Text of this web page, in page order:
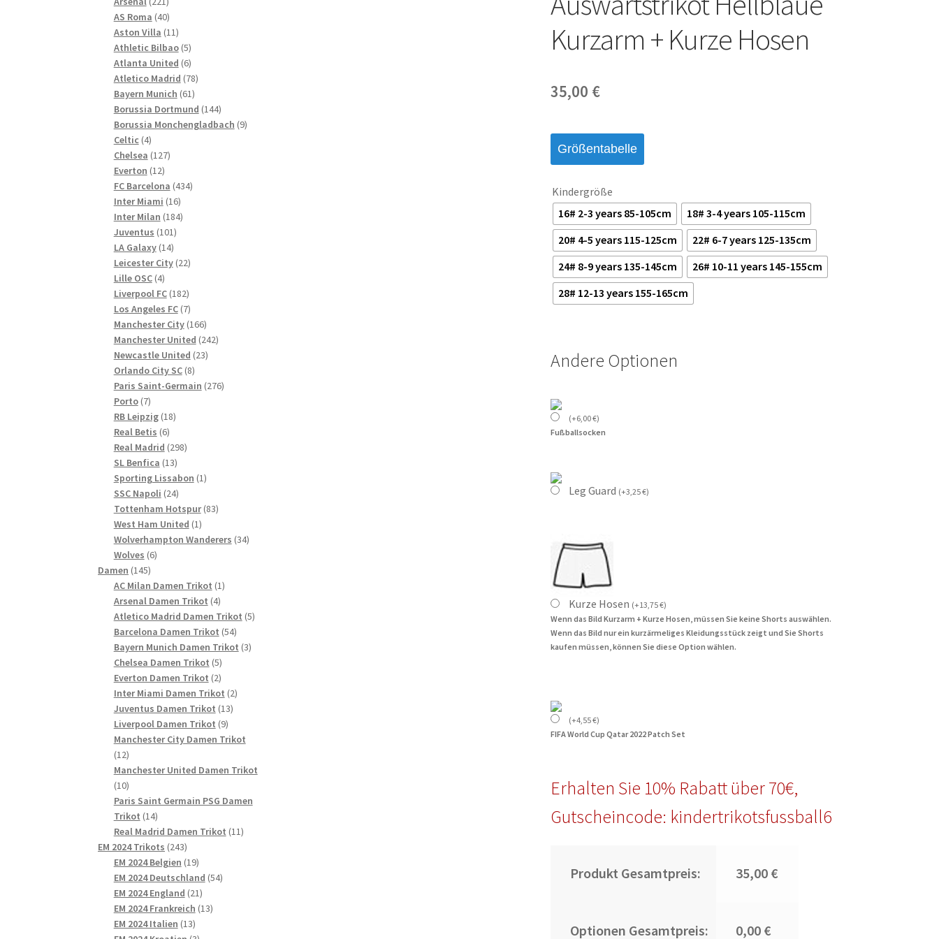
Kurzarm + Kurze Hosen
35,00 €
Größentabelle
Kindergröße
16# 2-3 years 85-105cm
18# 3-4 years 105-115cm
20# 4-5 years 115-125cm
22# 6-7 years 125-135cm
24# 8-9 years 135-145cm
26# 10-11 years 145-155cm
28# 12-13 years 155-165cm
Andere Optionen
(+6,00€)
Fußballsocken
Leg Guard (+3,25€)
Kurze Hosen (+13,75€)
Wenn das Bild Kurzarm + Kurze Hosen, müssen Sie keine Shorts auswählen.
Wenn das Bild nur ein kurzärmeliges Kleidungsstück zeigt und Sie Shorts
kaufen müssen, können Sie diese Option wählen.
(+4,55€)
FIFA World Cup Qatar 2022 Patch Set
Erhalten Sie 10% Rabatt über 70€,
Gutscheincode: kindertrikotsfussball6
Produkt Gesamtpreis: 35,00 €
Optionen Gesamtpreis: 0,00 €
Produkte
AS Roma 4040
Produkte
Aston Villa 1111
Produkte
Athletic Bilbao 55
Produkte
Atlanta United 66
Produkte
Atletico Madrid 7878
Bayern Munich 6161
Produkte
Borussia Dortmund 144144
Produkte
Borussia Monchengladbach 99
Celtic 44
Produkte
Chelsea 127127
Everton 1212
Produkte
FC Barcelona 434434
Inter Miami 1616
Produkte
Inter Milan 184184
Juventus 101101
Produkte
LA Galaxy 1414
Produkte
Leicester City 2222
Lille OSC 44
Produkte
Liverpool FC 182182
Produkte
Los Angeles FC 77
Produkte
Manchester City 166166
Produkte
Manchester United 242242
Newcastle United 2323
Orlando City SC 88
Produkte
Paris Saint-Germain 276276
Porto 77
Produkte
RB Leipzig 1818
Real Betis 66
Produkte
Real Madrid 298298
SL Benfica 1313
Produkte
Sporting Lissabon 11
SSC Napoli 2424
Produkte
Tottenham Hotspur 8383
West Ham United 11
Produkt
Wolverhampton Wanderers 3434
Wolves 66
Damen 145145
Produkte
AC Milan Damen Trikot 11
Arsenal Damen Trikot 44
Produkte
Atletico Madrid Damen Trikot 55
Barcelona Damen Trikot 5454
Produkte
Bayern Munich Damen Trikot 33
Chelsea Damen Trikot 55
Produkte
Everton Damen Trikot 22
Produkte
Inter Miami Damen Trikot 22
Juventus Damen Trikot 1313
Liverpool Damen Trikot 99
Produkte
Manchester City Damen Trikot
1212
Produkte
Manchester United Damen Trikot
1010
Produkte
Paris Saint Germain PSG Damen
Trikot 1414
Produkte
Real Madrid Damen Trikot 1111
EM 2024 Trikots 243243
Produkte
EM 2024 Belgien 1919
Produkte
EM 2024 Deutschland 5454
EM 2024 England 2121
Produkte
EM 2024 Frankreich 1313
EM 2024 Italien 1313